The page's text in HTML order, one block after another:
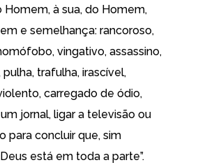
Homem, à sua, do Homem,
e semelhança: rancoroso,
vingativo, assassino,
trafulha, irascível,
carregado de ódio,
jornal, ligar a televisão ou
para concluir que, sim
está em toda a parte”.